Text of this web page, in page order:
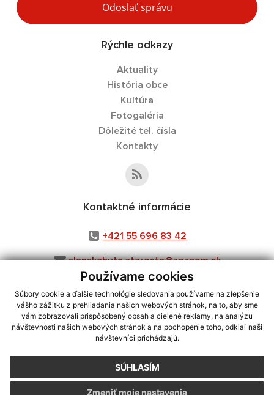
Používame cookies
Súbory cookie a ďalšie technológie sledovania používame na zlepšenie
vášho zážitku z prehliadania našich webových stránok, na to, aby sme
vám zobrazovali prispôsobený obsah a cielené reklamy, na analýzu
návštevnosti našich webových stránok a na pochopenie toho, odkiaľ naši
návštevníci prichádzajú.
SÚHLASÍM
Zmeniť moje nastavenia
Odoslať správu
Rýchle odkazy
Aktuality
História obce
Kultúra
Fotogaléria
Dôležité tel. čísla
Kontakty
Kontaktné informácie
+421 55 696 83 42
slanskahuta.starosta@zoznam.sk
využite možnosť získavania aktuálnych informácií s využitím RSS
CMS systém (redakčný) systém ECHELON 2,Mapa stránok,web portál
webex.digital, s.r.o.,domény,registrácia domény
Posledná aktualizácia:07.08.2026